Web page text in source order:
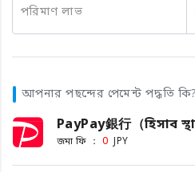
পরিমাণ লাভ
আপনার পছন্দের পেমেন্ট পদ্ধতি কি?
PayPay銀行（হিসাব
জমা ফি ： 0 JPY